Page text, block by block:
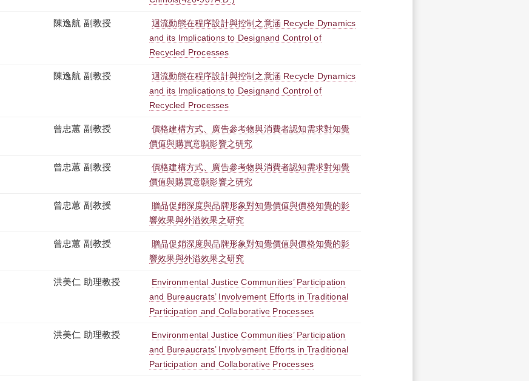
陳逸航 副教授
迴流動態在程序設計與控制之意涵 Recycle Dynamics
and its Implications to Designand Control of
Recycled Processes
陳逸航 副教授
迴流動態在程序設計與控制之意涵 Recycle Dynamics
and its Implications to Designand Control of
Recycled Processes
曾忠蕙 副教授
價格建構方式、廣告參考物與消費者認知需求對知覺
價值與購買意願影響之研究
曾忠蕙 副教授
價格建構方式、廣告參考物與消費者認知需求對知覺
價值與購買意願影響之研究
曾忠蕙 副教授
贈品促銷深度與品牌形象對知覺價值與價格知覺的影
響效果與外溢效果之研究
曾忠蕙 副教授
贈品促銷深度與品牌形象對知覺價值與價格知覺的影
響效果與外溢效果之研究
洪美仁 助理教授
Environmental Justice Communities’ Participation
and Bureaucrats’ Involvement Efforts in Traditional
Participation and Collaborative Processes
洪美仁 助理教授
Environmental Justice Communities’ Participation
and Bureaucrats’ Involvement Efforts in Traditional
Participation and Collaborative Processes